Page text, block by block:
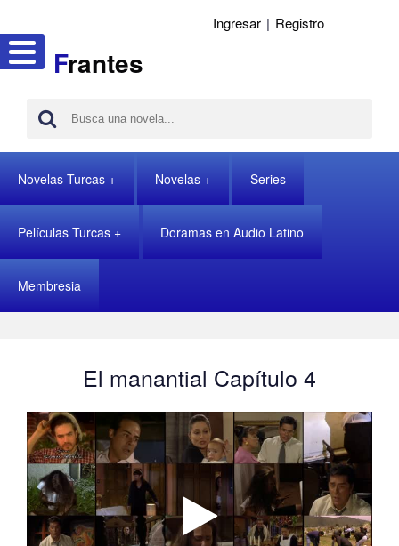
Frantes
Ingresar | Registro
Novelas Turcas Novelas Series
Películas Turcas Doramas en Audio Latino
Membresia
El manantial Capítulo 4